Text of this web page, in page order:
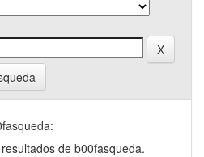
de b00fasqueda.